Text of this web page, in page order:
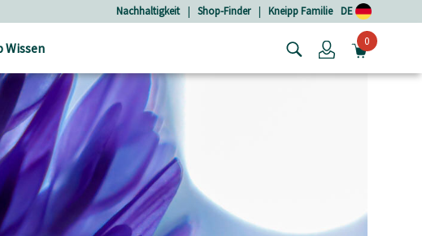
Nachhaltigkeit | Shop-Finder | Kneipp Familie DE
Wissen Login0